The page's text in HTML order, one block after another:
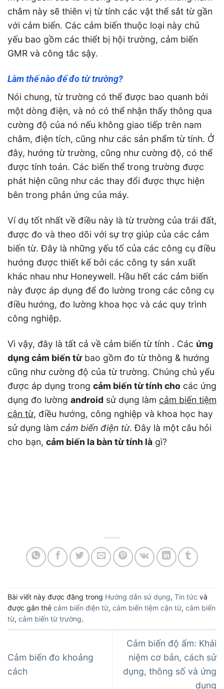
châm này sẽ thiên vị từ tính các vật thể sắt từ gần
với cảm biến. Các cảm biến thuộc loại này chủ
yếu bao gồm các thiết bị hội trường, cảm biến
GMR và công tắc sậy.
Làm thế nào để đo từ trường?
Nói chung, từ trường có thể được bao quanh bởi
một dòng điện, và nó có thể nhận thấy thông qua
cường độ của nó nếu không giao tiếp trên nam
châm, điện tích, cũng như các sản phẩm từ tính. Ở
đây, hướng từ trường, cũng như cường độ, có thể
được tính toán. Các biến thể trong trường được
phát hiện cũng như các thay đổi được thực hiện
bên trong phản ứng của máy.
Ví dụ tốt nhất về điều này là từ trường của trái đất,
được đo và theo dõi với sự trợ giúp của các cảm
biến từ. Đây là những yếu tố của các công cụ điều
hướng được thiết kế bởi các công ty sản xuất
khác nhau như Honeywell. Hầu hết các cảm biến
này được áp dụng để đo lường trong các công cụ
điều hướng, đo lường khoa học và các quy trình
công nghiệp.
Vì vậy, đây là tất cả về cảm biến từ tính . Các ứng
dụng cảm biến từbao gồm đo từ thông & hướng
cũng như cường độ của từ trường. Chúng chủ yếu
được áp dụng trong cảm biến từ tính cho các ứng
dụng đo lường android sử dụng làm cảm biến tiệm
cận từ, điều hướng, công nghiệp và khoa học hay
sử dụng làm cảm biến điện từ. Đây là một câu hỏi
cho bạn, cảm biến la bàn từ tính là gì?
Bài viết này được đăng trong Hướng dẫn sử dụng, Tin tức và
được gắn thẻ cảm biến điện từ, cảm biến tiệm cận từ, cảm biến
từ, cảm biến từ trường.
Cảm biến đo khoảng
cách
Cảm biến độ ẩm: Khái
niệm cơ bản, cách sử
dụng, thông số và ứng
dụng